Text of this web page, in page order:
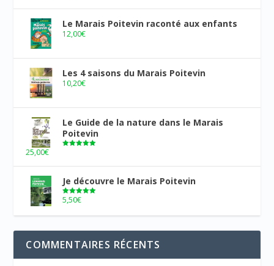
Le Marais Poitevin raconté aux enfants
12,00€
Les 4 saisons du Marais Poitevin
10,20€
Le Guide de la nature dans le Marais
Poitevin
25,00€
Je découvre le Marais Poitevin
Note5.00
5,50€
COMMENTAIRES RÉCENTS